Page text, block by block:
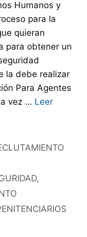
Humanos y
para la
quieran
para obtener un
la debe realizar
Para Agentes
vez … Leer
,